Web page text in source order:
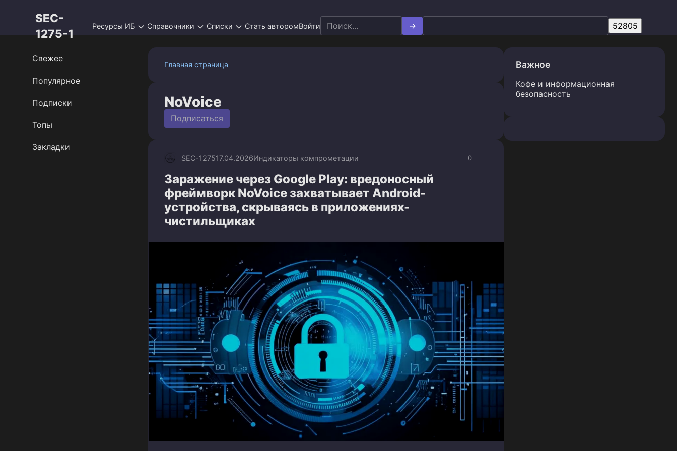
SEC-
1275-1
Ресурсы ИБ Справочники Списки Стать авторомВойти Search
for:
Главная страница
NoVoice
Подписаться
0
SEC-127517.04.2026Индикаторы компрометации
Заражение через Google Play: вредоносный
фреймворк NoVoice захватывает Android-
устройства, скрываясь в приложениях-
чистильщиках
Свежее
Популярное
Подписки
Топы
Закладки
Важное
Кофе и информационная
безопасность